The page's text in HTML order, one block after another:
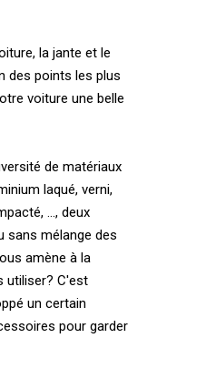
la jante et le
des points les plus
voiture une belle
de matériaux
laqué, verni,
..., deux
sans mélange des
amène à la
utiliser? C'est
un certain
pour garder